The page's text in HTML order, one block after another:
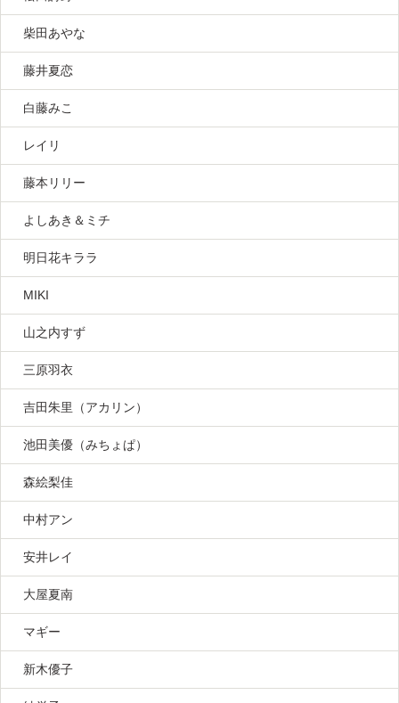
柴田あやな
藤井夏恋
白藤みこ
レイリ
藤本リリー
よしあき＆ミチ
明日花キララ
MIKI
山之内すず
三原羽衣
吉田朱里（アカリン）
池田美優（みちょぱ）
森絵梨佳
中村アン
安井レイ
大屋夏南
マギー
新木優子